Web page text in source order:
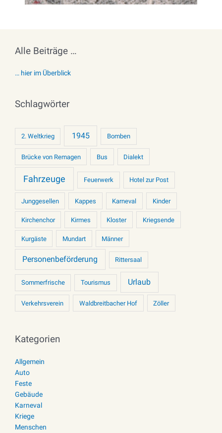
Alle Beiträge …
… hier im Überblick
Schlagwörter
2. Weltkrieg 1945 Bomben
Brücke von Remagen Bus Dialekt
Fahrzeuge Feuerwerk Hotel zur Post
Junggesellen Kappes Karneval Kinder
Kirchenchor Kirmes Kloster Kriegsende
Kurgäste Mundart Männer
Personenbeförderung Rittersaal
Sommerfrische Tourismus Urlaub
Verkehrsverein Waldbreitbacher Hof Zöller
Kategorien
Allgemein
Auto
Feste
Gebäude
Karneval
Kriege
Menschen